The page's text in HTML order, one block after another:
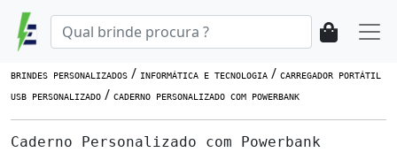
BRINDES PERSONALIZADOS / INFORMÁTICA E TECNOLOGIA / CARREGADOR PORTÁTIL
USB PERSONALIZADO / CADERNO PERSONALIZADO COM POWERBANK
Caderno Personalizado com Powerbank